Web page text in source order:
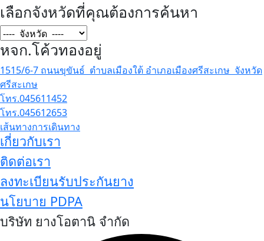
เลือกจังหวัดที่คุณต้องการค้นหา
หจก.โค้วทองอยู่
1515/6-7 ถนนขุขันธ์ ตำบลเมืองใต้ อำเภอเมืองศรีสะเกษ จังหวัด
ศรีสะเกษ
โทร.045611452
โทร.045612653
เส้นทางการเดินทาง
เกี่ยวกับเรา
ติดต่อเรา
ลงทะเบียนรับประกันยาง
นโยบาย PDPA
บริษัท ยางโอตานิ จำกัด